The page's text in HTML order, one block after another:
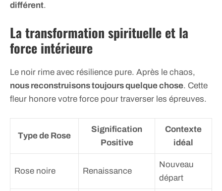
différent.
La transformation spirituelle et la
force intérieure
Le noir rime avec résilience pure. Après le chaos,
nous reconstruisons toujours quelque chose. Cette
fleur honore votre force pour traverser les épreuves.
Type de Rose
Signification
Positive
Contexte
idéal
Rose noire Renaissance
Nouveau
départ